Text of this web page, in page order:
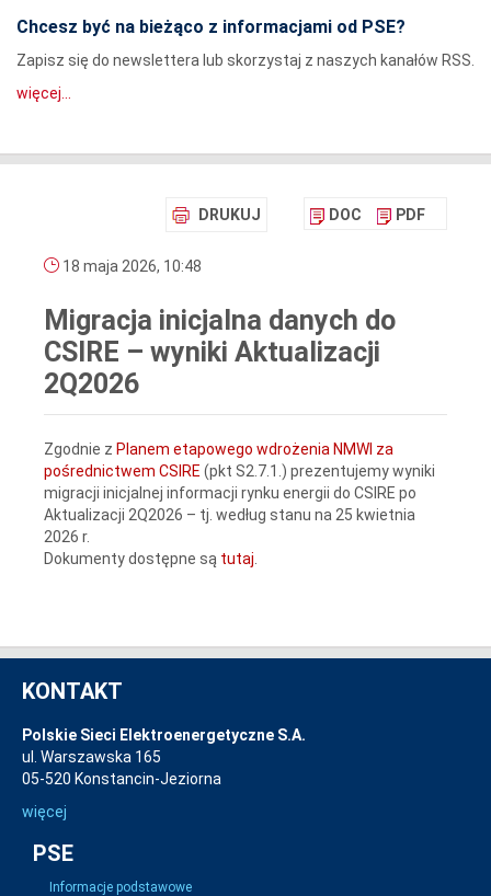
Chcesz być na bieżąco z informacjami od PSE?
Zapisz się do newslettera lub skorzystaj z naszych kanałów RSS.
więcej...
DRUKUJ DOC PDF
18 maja 2026, 10:48
Migracja inicjalna danych do
CSIRE – wyniki Aktualizacji
2Q2026
Zgodnie z Planem etapowego wdrożenia NMWI za
pośrednictwem CSIRE (pkt S2.7.1.) prezentujemy wyniki
migracji inicjalnej informacji rynku energii do CSIRE po
Aktualizacji 2Q2026 – tj. według stanu na 25 kwietnia
2026 r.
Dokumenty dostępne są tutaj
KONTAKT
Polskie Sieci Elektroenergetyczne S.A.
ul. Warszawska 165
05-520 Konstancin-Jeziorna
więcej
PSE
Informacje podstawowe